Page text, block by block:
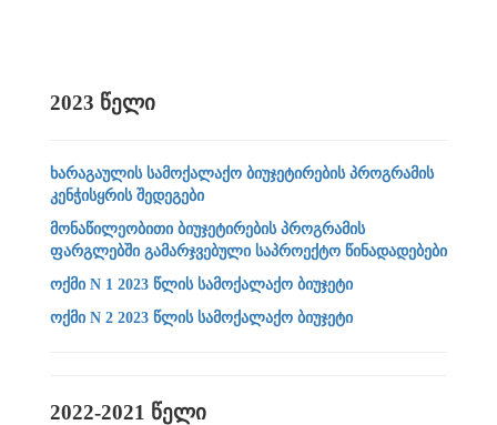
2023 წელი
ხარაგაულის სამოქალაქო ბიუჯეტირების პროგრამის
კენჭისყრის შედეგები
მონაწილეობითი ბიუჯეტირების პროგრამის
ფარგლებში გამარჯვებული საპროექტო წინადადებები
ოქმი N 1 2023 წლის სამოქალაქო ბიუჯეტი
ოქმი N 2 2023 წლის სამოქალაქო ბიუჯეტი
2022-2021 წელი